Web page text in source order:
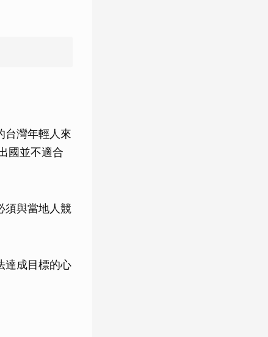
台灣年輕人來
國並不適合
須與當地人競
達成目標的心